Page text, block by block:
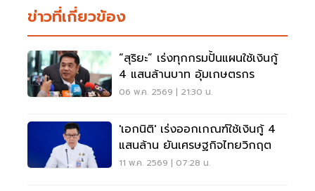
ข่าวที่เกี่ยวข้อง
“สุริยะ” เร่งทุกกรมปั้นแผนใช้เงินกู้
4 แสนล้านบาท อุ้มเกษตรกร
06 พ.ค. 2569 | 21:30 น.
'เอกนิติ' เร่งออกเกณฑ์ใช้เงินกู้ 4
แสนล้าน ยันเศรษฐกิจไทยวิกฤต
11 พ.ค. 2569 | 07:28 น.